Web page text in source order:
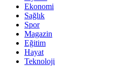
Ekonomi
Sağlık
Spor
Magazin
Eğitim
Hayat
Teknoloji